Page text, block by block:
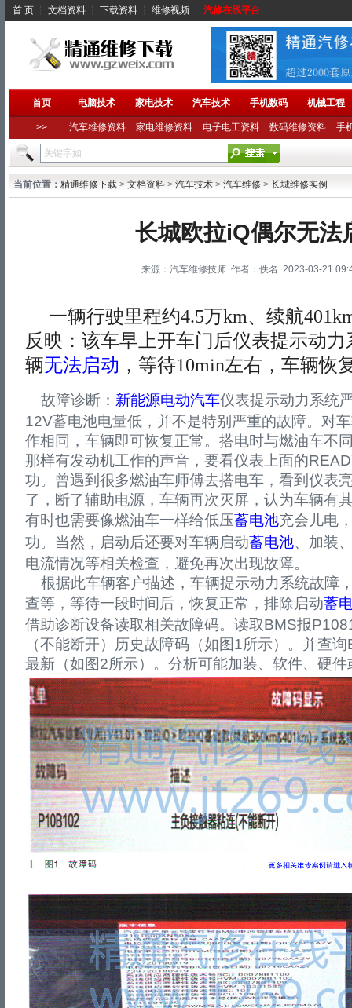
首 页 ┆ 文档资料 ┆ 下载资料 ┆ 维修视频 ┆ 汽修在线平台
首页 电脑技术 家电技术 汽车技术 手机数码 机械工程
>> 汽车维修资料 家电维修资料 电子电工资料 数码维修资料 手
当前位置： 精通维修下载 > 文档资料 > 汽车技术 > 汽车维修 > 长城维修实例
长城欧拉iQ偶尔无法
来源：汽车维修技师 作者：佚名 2023-03-21
一辆行驶里程约4.5万km、续航
反映：该车早上开车门后仪表提示动
辆无法启动 ，等待10min左右，车辆恢
故障诊断： 新能源电动汽车仪表提示动力系统
12V蓄电池电量低，并不是特别严重的故障。对
作相同，车辆即可恢复正常。搭电时与燃油车不
那样有发动机工作的声音，要看仪表上面的
功。曾遇到很多燃油车师傅去搭电车，看到仪表
了，断了辅助电源，车辆再次灭屏，认为车辆有
有时也需要像燃油车一样给低压蓄电池充会儿电
功。当然，启动后还要对车辆启动蓄电池、加装
电流情况等相关检查，避免再次出现故障。
根据此车辆客户描述，车辆提示动力系统故障
查等，等待一段时间后，恢复正常，排除启动蓄
借助诊断设备读取相关故障码。读取BMS报
（不能断开）历史故障码（如图1所示）。并查
最新（如图2所示）。分析可能加装、软件、硬